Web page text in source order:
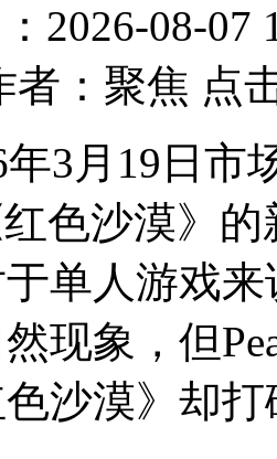
2026-08-07
者：聚焦 点
月19日市
色沙漠》
单人游戏
现象，但
沙漠》却